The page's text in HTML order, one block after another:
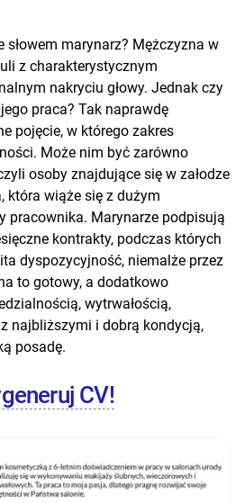
słowem marynarz? Mężczyzna w
z charakterystycznym
nakryciu głowy. Jednak czy
praca? Tak naprawdę
pojęcie, w którego zakres
Może nim być zarówno
osoby znajdujące się w załodze
która wiąże się z dużym
pracownika. Marynarze podpisują
kontrakty, podczas których
dyspozycyjność, niemalże przez
to gotowy, a dodatkowo
wytrwałością,
najbliższymi i dobrą kondycją,
posadę.
CV!